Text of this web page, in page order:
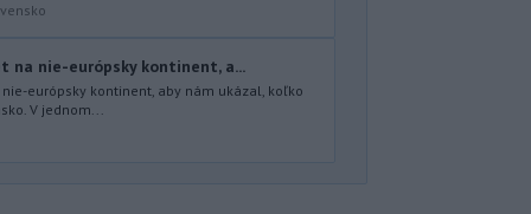
na nie-európsky kontinent, a...
európsky kontinent, aby nám ukázal, koľko
V jednom...